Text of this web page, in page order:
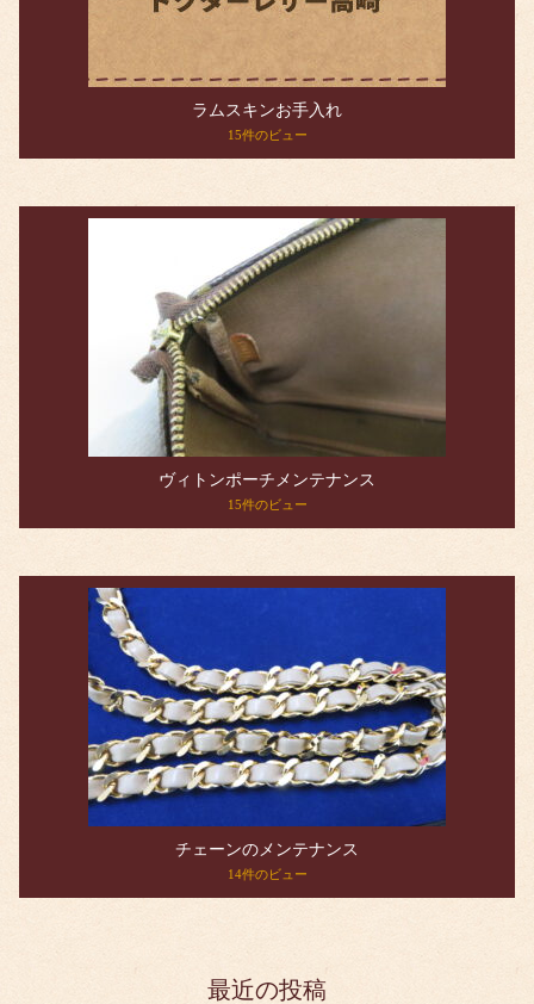
ラムスキンお手入れ
15件のビュー
ヴィトンポーチメンテナンス
15件のビュー
チェーンのメンテナンス
14件のビュー
最近の投稿